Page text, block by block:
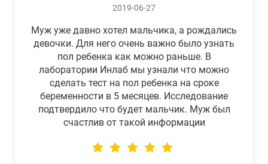
2019-06-27
Муж уже давно хотел мальчика, а рождались
девочки. Для него очень важно было узнать
пол ребенка как можно раньше. В
лаборатории Инлаб мы узнали что можно
сделать тест на пол ребенка на сроке
беременности в 5 месяцев. Исследование
подтвердило что будет мальчик. Муж был
счастлив от такой информации